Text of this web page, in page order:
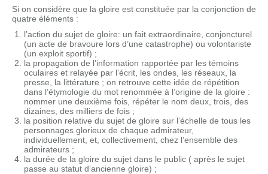
Si on considère que la gloire est constituée par la conjonction de
quatre éléments :
l’action du sujet de gloire: un fait extraordinaire, conjoncturel
(un acte de bravoure lors d’une catastrophe) ou volontariste
(un exploit sportif) ;
la propagation de l’information rapportée par les témoins
oculaires et relayée par l’écrit, les ondes, les réseaux, la
presse, la littérature ; on retrouve cette idée de répétition
dans l’étymologie du mot renommée à l’origine de la gloire :
nommer une deuxième fois, répéter le nom deux, trois, des
dizaines, des milliers de fois ;
la position relative du sujet de gloire sur l’échelle de tous les
personnages glorieux de chaque admirateur,
individuellement, et, collectivement, chez l’ensemble des
admirateurs ;
la durée de la gloire du sujet dans le public ( après le sujet
passe au statut d’ancienne gloire) ;